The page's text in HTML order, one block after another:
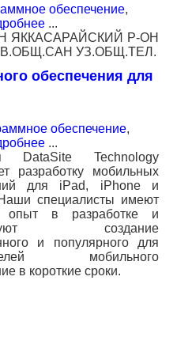
обеспечение,
...
ЯККАСАРАЙСКИЙ Р-ОН
УЗ.ОБЩ.ТЕЛ.
обеспечения для
обеспечение,
...
DataSite Technology
разработку мобильных
для iPad, iPhone и
специалисты имеют
опыт в разработке и
создание
и популярного для
мобильного
в короткие сроки.